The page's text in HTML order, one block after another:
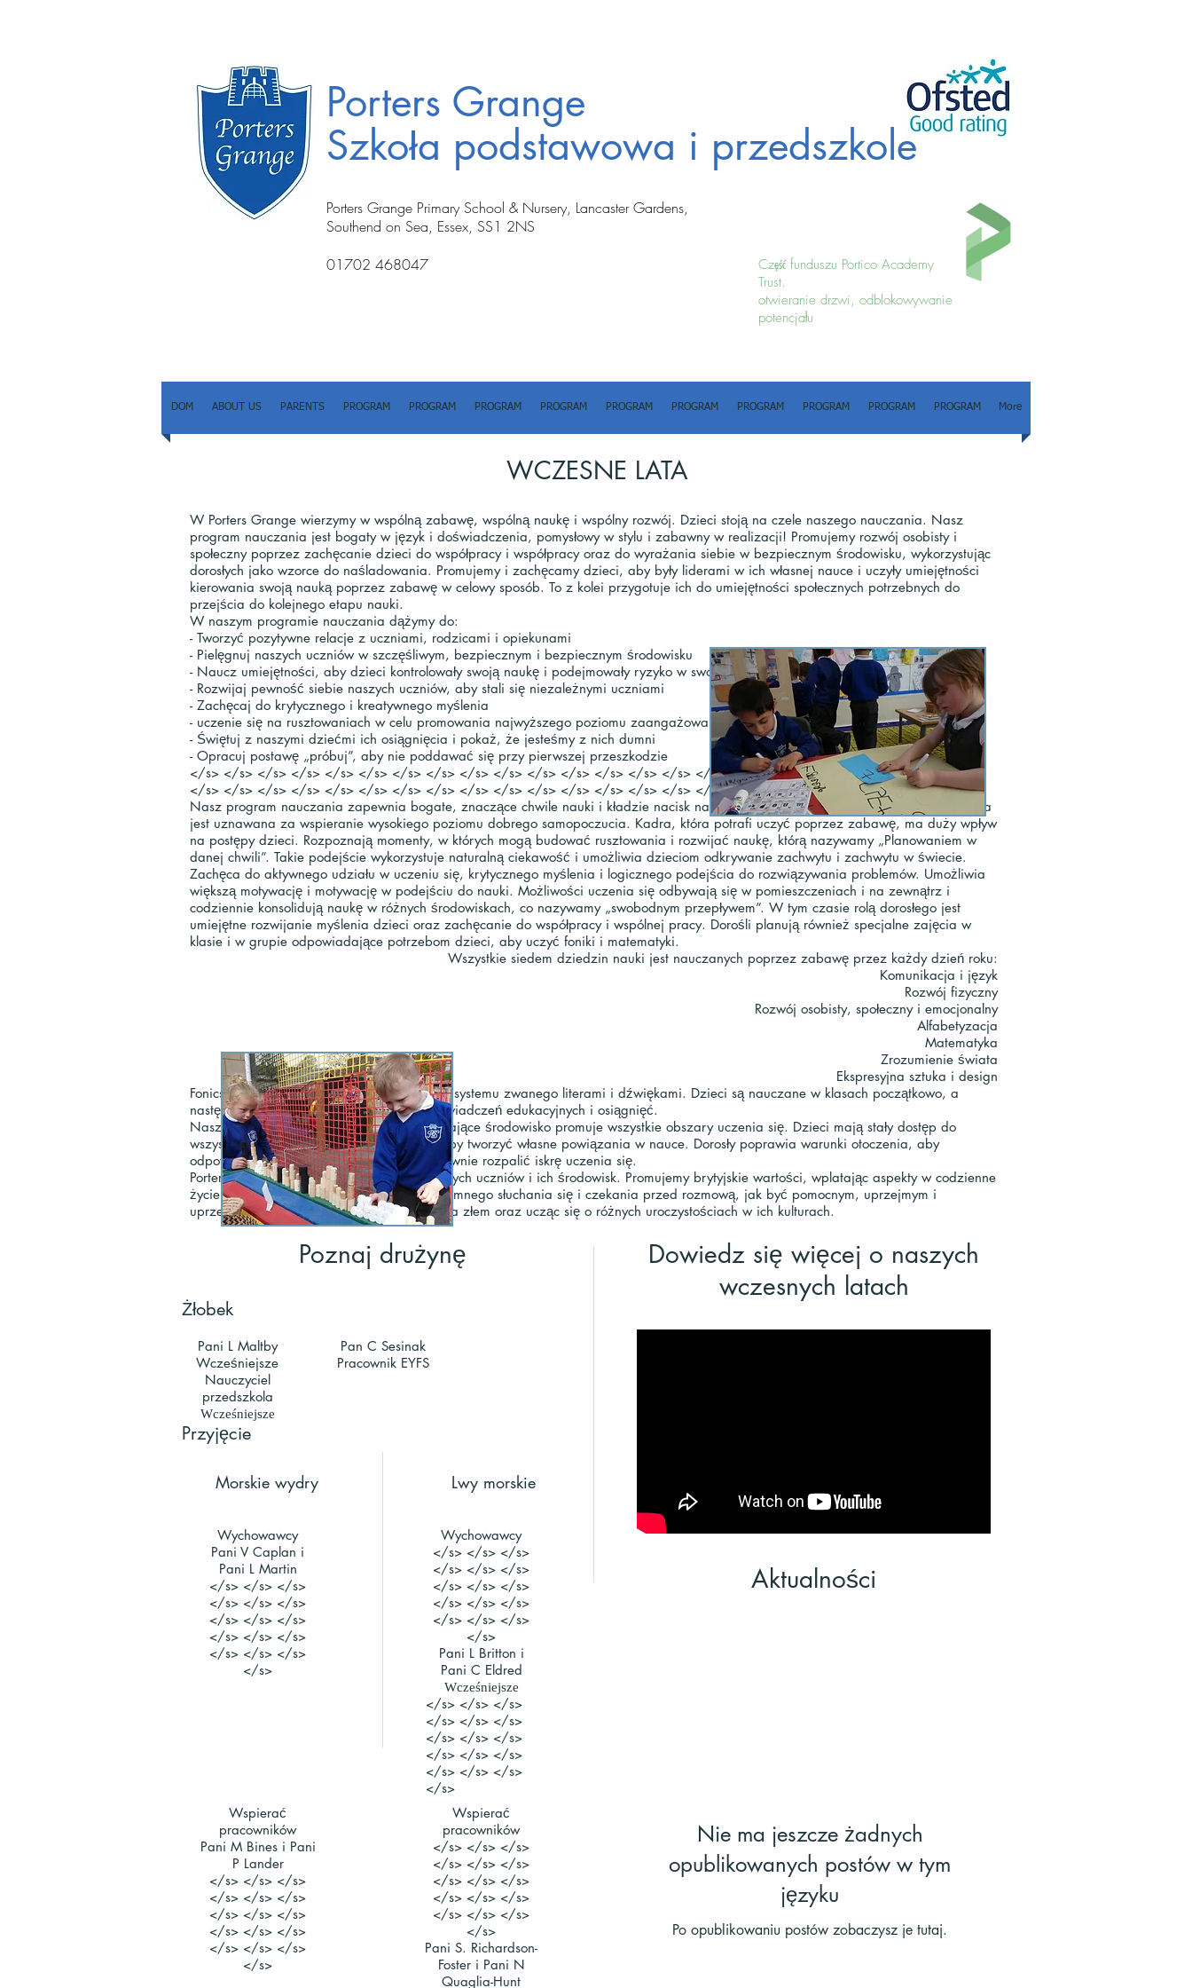
Porters Grange
Szkoła podstawowa i przedszkole
Porters Grange Primary School & Nursery, Lancaster Gardens,
Southend on Sea, Essex, SS1 2NS
01702 468047
Część funduszu Portico Academy
Trust.
otwieranie drzwi, odblokowywanie
potencjału
DOM ABOUT US PARENTS PROGRAM PROGRAM PROGRAM PROGRAM PROGRAM PROGRAM PROGRAM PROGRAM PROGRAM PROGRAM More
WCZESNE LATA
W Porters Grange wierzymy w wspólną zabawę, wspólną naukę i wspólny rozwój. Dzieci stoją na czele naszego nauczania. Nasz
program nauczania jest bogaty w język i doświadczenia, pomysłowy w stylu i zabawny w realizacji! Promujemy rozwój osobisty i
społeczny poprzez zachęcanie dzieci do współpracy i współpracy oraz do wyrażania siebie w bezpiecznym środowisku, wykorzystując
dorosłych jako wzorce do naśladowania. Promujemy i zachęcamy dzieci, aby były liderami w ich własnej nauce i uczyły umiejętności
kierowania swoją nauką poprzez zabawę w celowy sposób. To z kolei przygotuje ich do umiejętności społecznych potrzebnych do
przejścia do kolejnego etapu nauki.
W naszym programie nauczania dążymy do:
- Tworzyć pozytywne relacje z uczniami, rodzicami i opiekunami
- Pielęgnuj naszych uczniów w szczęśliwym, bezpiecznym i bezpiecznym środowisku
- Naucz umiejętności, aby dzieci kontrolowały swoją naukę i podejmowały ryzyko w swoich doświadczeniach
- Rozwijaj pewność siebie naszych uczniów, aby stali się niezależnymi uczniami
- Zachęcaj do krytycznego i kreatywnego myślenia
- uczenie się na rusztowaniach w celu promowania najwyższego poziomu zaangażowania
- Świętuj z naszymi dziećmi ich osiągnięcia i pokaż, że jesteśmy z nich dumni
- Opracuj postawę „próbuj”, aby nie poddawać się przy pierwszej przeszkodzie
</s> </s> </s> </s> </s> </s> </s> </s> </s> </s> </s> </s> </s> </s> </s> </s>
</s> </s> </s> </s> </s> </s> </s> </s> </s> </s> </s> </s> </s> </s> </s> </s>
Nasz program nauczania zapewnia bogate, znaczące chwile nauki i kładzie nacisk na naukę poprzez zabawę i eksplorację. Zabawa
jest uznawana za wspieranie wysokiego poziomu dobrego samopoczucia. Kadra, która potrafi uczyć poprzez zabawę, ma duży wpływ
na postępy dzieci. Rozpoznają momenty, w których mogą budować rusztowania i rozwijać naukę, którą nazywamy „Planowaniem w
danej chwili”. Takie podejście wykorzystuje naturalną ciekawość i umożliwia dzieciom odkrywanie zachwytu i zachwytu w świecie.
Zachęca do aktywnego udziału w uczeniu się, krytycznego myślenia i logicznego podejścia do rozwiązywania problemów. Umożliwia
większą motywację i motywację w podejściu do nauki. Możliwości uczenia się odbywają się w pomieszczeniach i na zewnątrz i
codziennie konsolidują naukę w różnych środowiskach, co nazywamy „swobodnym przepływem”. W tym czasie rolą dorosłego jest
umiejętne rozwijanie myślenia dzieci oraz zachęcanie do współpracy i wspólnej pracy. Dorośli planują również specjalne zajęcia w
klasie i w grupie odpowiadające potrzebom dzieci, aby uczyć foniki i matematyki.
Wszystkie siedem dziedzin nauki jest nauczanych poprzez zabawę przez każdy dzień roku:
Komunikacja i język
Rozwój fizyczny
Rozwój osobisty, społeczny i emocjonalny
Alfabetyzacja
Matematyka
Zrozumienie świata
Ekspresyjna sztuka i design
Fonics jest nauczany codziennie przy użyciu systemu zwanego literami i dźwiękami. Dzieci są nauczane w klasach początkowo, a
następnie grupowane w zależności od doświadczeń edukacyjnych i osiągnięć.
Nasze wysokiej jakości, bezpieczne, sprzyjające środowisko promuje wszystkie obszary uczenia się. Dzieci mają stały dostęp do
wszystkich siedmiu obszarów uczenia się, aby tworzyć własne powiązania w nauce. Dorosły poprawia warunki otoczenia, aby
odpowiadało potrzebom uczniów, aby ponownie rozpalić iskrę uczenia się.
Porters Grange celebruje różnorodność naszych uczniów i ich środowisk. Promujemy brytyjskie wartości, wplatając aspekty w codzienne
życie szkolne; ucząc naszych uczniów wzajemnego słuchania się i czekania przed rozmową, jak być pomocnym, uprzejmym i
uprzejmym, znając różnicę między dobrem a złem oraz ucząc się o różnych uroczystościach w ich kulturach.
Poznaj drużynę
Żłobek
Pani L Maltby
Wcześniejsze
Nauczyciel
przedszkola
Wcześniejsze
Pan C Sesinak
Pracownik EYFS
Przyjęcie
Morskie wydry
Wychowawcy
Pani V Caplan i
Pani L Martin
</s> </s> </s>
</s> </s> </s>
</s> </s> </s>
</s> </s> </s>
</s> </s> </s>
</s>
Wspierać
pracowników
Pani M Bines i Pani
P Lander
</s> </s> </s>
</s> </s> </s>
</s> </s> </s>
</s> </s> </s>
</s> </s> </s>
</s>
Lwy morskie
Wychowawcy
</s> </s> </s>
</s> </s> </s>
</s> </s> </s>
</s> </s> </s>
</s> </s> </s>
</s>
Pani L Britton i
Pani C Eldred
Wcześniejsze
</s> </s> </s>
</s> </s> </s>
</s> </s> </s>
</s> </s> </s>
</s> </s> </s>
</s>
Wspierać
pracowników
</s> </s> </s>
</s> </s> </s>
</s> </s> </s>
</s> </s> </s>
</s> </s> </s>
</s>
Pani S. Richardson-
Foster i Pani N
Quaglia-Hunt
Dowiedz się więcej o naszych
wczesnych latach
Aktualności
Nie ma jeszcze żadnych
opublikowanych postów w tym
języku
Po opublikowaniu postów zobaczysz je tutaj.